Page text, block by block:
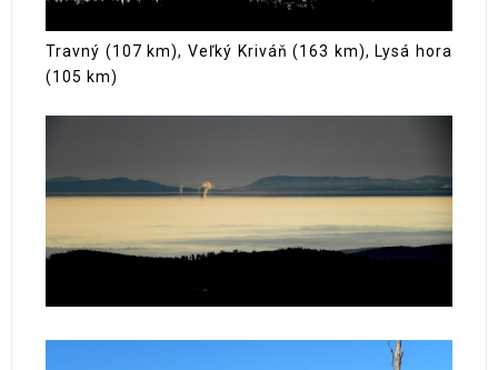
Travný (107 km), Veľký Kriváň (163 km), Lysá hora
(105 km)